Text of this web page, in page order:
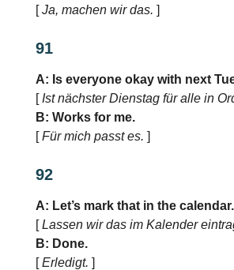
[Ja, machen wir das. ]
91
A: Is everyone okay with next
[ Ist nächster Dienstag für alle in
B: Works for me.
[Für mich passt es. ]
92
A: Let’s mark that in the calendar.
[Lassen wir das im Kalender
B: Done.
[Erledigt. ]